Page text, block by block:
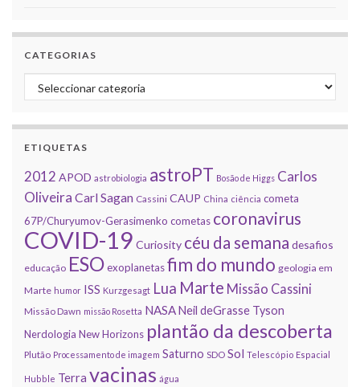
CATEGORIAS
Categorias
ETIQUETAS
2012 APOD astrobiologia astroPT Bosão de Higgs Carlos
Oliveira Carl Sagan Cassini CAUP China ciência cometa
67P/Churyumov-Gerasimenko cometas coronavirus
COVID-19 Curiosity céu da semana desafios
educação ESOexoplanetasfim do mundo geologia em
Marte humor ISS Kurzgesagt Lua Marte Missão Cassini
Missão Dawn missão Rosetta NASANeil deGrasse Tyson
Nerdologia New Horizons plantão da descoberta
Plutão Processamento de imagem Saturno SDO Sol Telescópio Espacial
Hubble Terra vacinas água